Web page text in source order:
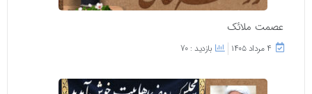
عصمت ملائک
۴ مرداد ۱۴۰۵ بازدید : 70